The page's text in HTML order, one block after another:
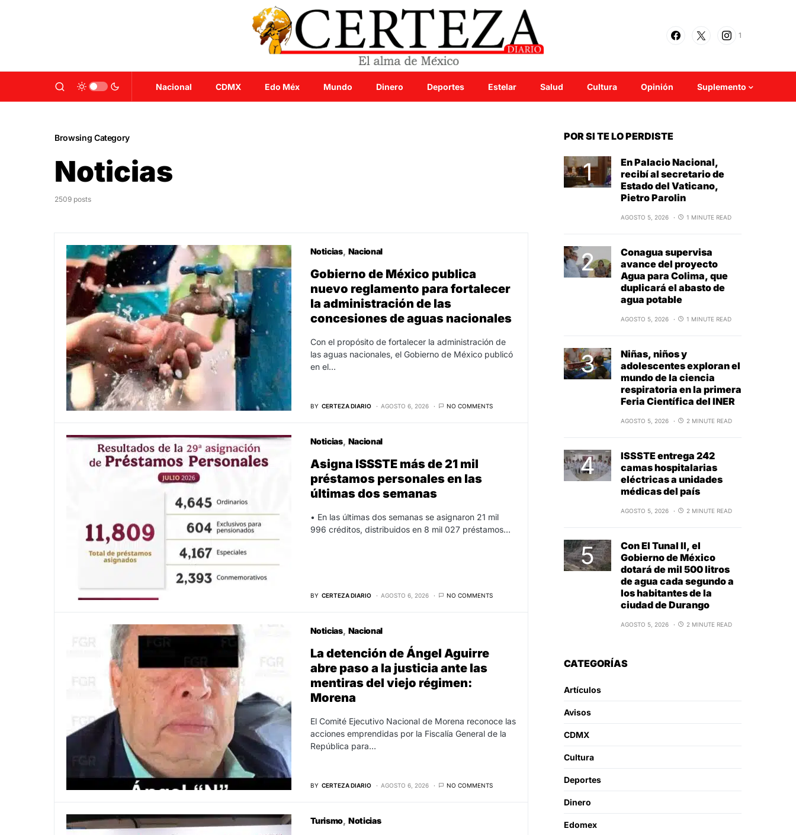
1
Nacional CDMX Edo Méx Mundo Dinero Deportes Estelar Salud Cultura Opinión Suplemento
Browsing Category
Noticias
2509 posts
Noticias Nacional
Gobierno de México publica
nuevo reglamento para fortalecer
la administración de las
concesiones de aguas nacionales
Con el propósito de fortalecer la administración de
las aguas nacionales, el Gobierno de México publicó
en el…
BY CERTEZA DIARIO AGOSTO 6, 2026 NO COMMENTS
Noticias Nacional
Asigna ISSSTE más de 21 mil
préstamos personales en las
últimas dos semanas
• En las últimas dos semanas se asignaron 21 mil
996 créditos, distribuidos en 8 mil 027 préstamos…
BY CERTEZA DIARIO AGOSTO 6, 2026 NO COMMENTS
Noticias Nacional
La detención de Ángel Aguirre
abre paso a la justicia ante las
mentiras del viejo régimen:
Morena
El Comité Ejecutivo Nacional de Morena reconoce las
acciones emprendidas por la Fiscalía General de la
República para…
BY CERTEZA DIARIO AGOSTO 6, 2026 NO COMMENTS
Turismo Noticias
POR SI TE LO PERDISTE
En Palacio Nacional,
recibí al secretario de
Estado del Vaticano,
Pietro Parolin
AGOSTO 5, 2026 1 MINUTE READ
Conagua supervisa
avance del proyecto
Agua para Colima, que
duplicará el abasto de
agua potable
AGOSTO 5, 2026 1 MINUTE READ
Niñas, niños y
adolescentes exploran el
mundo de la ciencia
respiratoria en la primera
Feria Científica del INER
AGOSTO 5, 2026 2 MINUTE READ
ISSSTE entrega 242
camas hospitalarias
eléctricas a unidades
médicas del país
AGOSTO 5, 2026 2 MINUTE READ
Con El Tunal II, el
Gobierno de México
dotará de mil 500 litros
de agua cada segundo a
los habitantes de la
ciudad de Durango
AGOSTO 5, 2026 2 MINUTE READ
CATEGORÍAS
Artículos
Avisos
CDMX
Cultura
Deportes
Dinero
Edomex